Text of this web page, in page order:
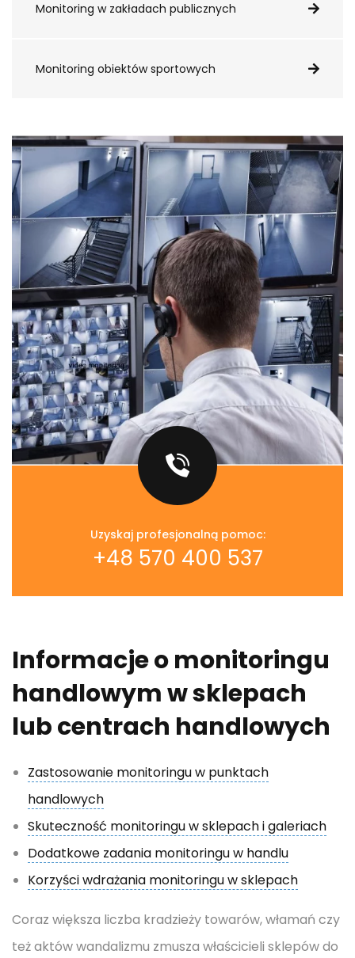
Monitoring w zakładach publicznych
Monitoring obiektów sportowych
Uzyskaj profesjonalną pomoc:
+48 570 400 537
Informacje o monitoringu
handlowym w sklepach
lub centrach handlowych
Zastosowanie monitoringu w punktach
handlowych
Skuteczność monitoringu w sklepach i galeriach
Dodatkowe zadania monitoringu w handlu
Korzyści wdrażania monitoringu w sklepach
Coraz większa liczba kradzieży towarów, włamań czy
też aktów wandalizmu zmusza właścicieli sklepów do